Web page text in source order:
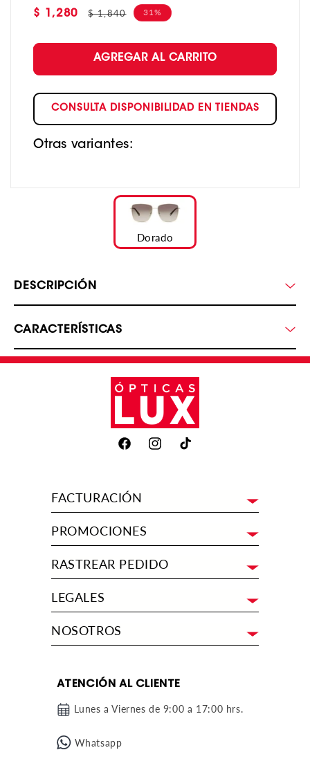
Precio
oferta
$ 1,280
Precio
$ 1,840 31%
AGREGAR AL CARRITO
CONSULTA DISPONIBILIDAD EN TIENDAS
Otras variantes:
Dorado
DESCRIPCIÓN
CARACTERÍSTICAS
FacebookInstagramTikTok
FACTURACIÓN
PROMOCIONES
RASTREAR PEDIDO
LEGALES
NOSOTROS
ATENCIÓN AL CLIENTE
Lunes a Viernes de 9:00 a 17:00 hrs.
Whatsapp